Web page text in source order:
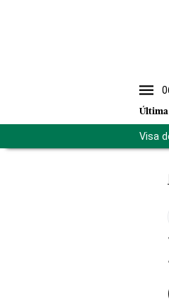
Última
Visa